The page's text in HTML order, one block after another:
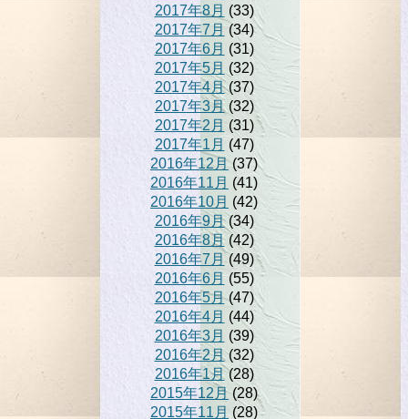
2017年8月 (33)
2017年7月 (34)
2017年6月 (31)
2017年5月 (32)
2017年4月(37)
2017年3月(32)
2017年2月 (31)
2017年1月 (47)
2016年12月 (37)
2016年11月 (41)
2016年10月 (42)
2016年9月(34)
2016年8月(42)
2016年7月 (49)
2016年6月(55)
2016年5月(47)
2016年4月 (44)
2016年3月 (39)
2016年2月(32)
2016年1月(28)
2015年12月 (28)
2015年11月 (28)